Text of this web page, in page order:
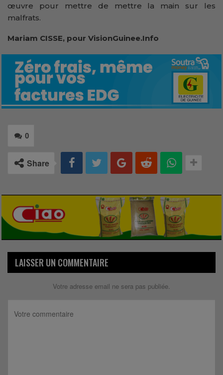
œuvre pour mettre de mettre la main sur les
malfrats.
Mariam CISSE, pour VisionGuinee.Info
0
Share
LAISSER UN COMMENTAIRE
Votre adresse email ne sera pas publiée.